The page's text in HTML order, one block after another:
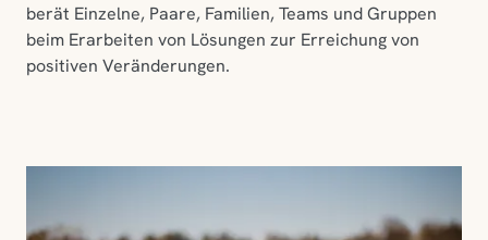
berät Einzelne, Paare, Familien, Teams und Gruppen
beim Erarbeiten von Lösungen zur Erreichung von
positiven Veränderungen.